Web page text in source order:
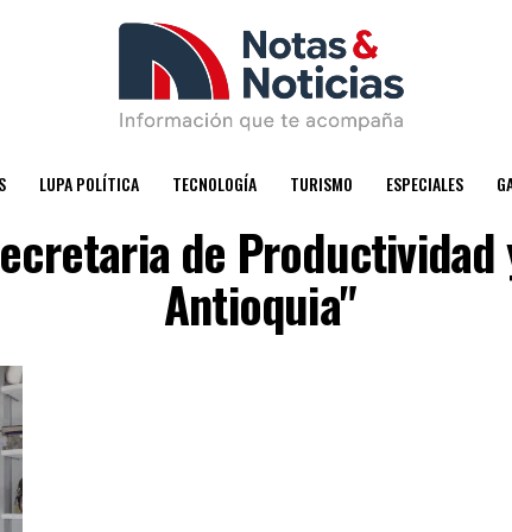
LUPA POLÍTICA TECNOLOGÍA TURISMO ESPECIALES
de
Antioquia"